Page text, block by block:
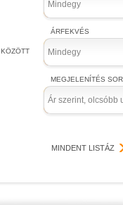
KÖZÖTT
Mindegy
ÁRFEKVÉS
Mindegy
MEGJELENÍTÉS
Ár szerint, olcsóbb
MINDENT LISTÁZ